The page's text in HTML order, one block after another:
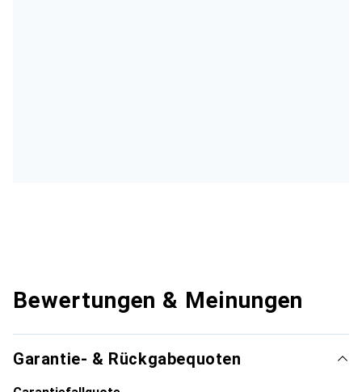
Bewertungen & Meinungen
Garantie- & Rückgabequoten